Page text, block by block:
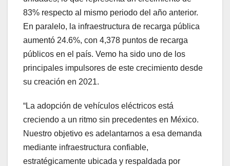
83% respecto al mismo periodo del año anterior.
En paralelo, la infraestructura de recarga pública
aumentó 24.6%, con 4,378 puntos de recarga
públicos en el país. Vemo ha sido uno de los
principales impulsores de este crecimiento desde
su creación en 2021.
“La adopción de vehículos eléctricos está
creciendo a un ritmo sin precedentes en México.
Nuestro objetivo es adelantarnos a esa demanda
mediante infraestructura confiable,
estratégicamente ubicada y respaldada por